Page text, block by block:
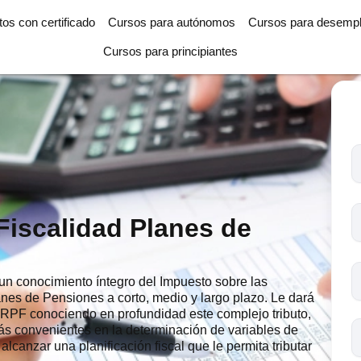
con certificado Cursos para autónomos Cursos para
Cursos para principiantes
Planes de
conocimiento íntegro del Impuesto sobre las
de Pensiones a corto, medio y largo plazo. Le dará
conociendo en profundidad este complejo tributo,
convenientes en la determinación de variables de
una planificación fiscal que le permita tributar